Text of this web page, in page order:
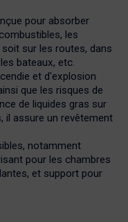
pour absorber
les
sur les routes, dans
bateaux, etc.
et d'explosion
que les risques de
de liquides gras sur
il assure un revêtement
notamment
pour les chambres
et support pour